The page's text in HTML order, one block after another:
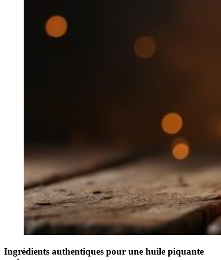
Ingrédients authentiques pour une huile piquante